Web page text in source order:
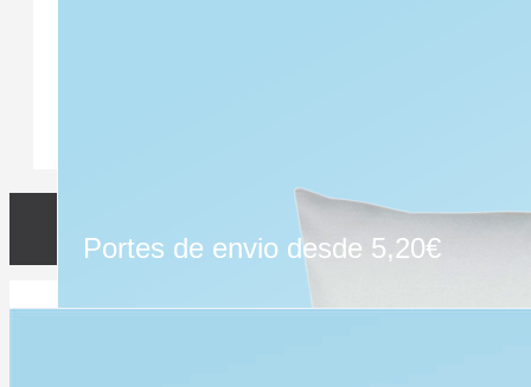
Portes de envio desde 5,20€